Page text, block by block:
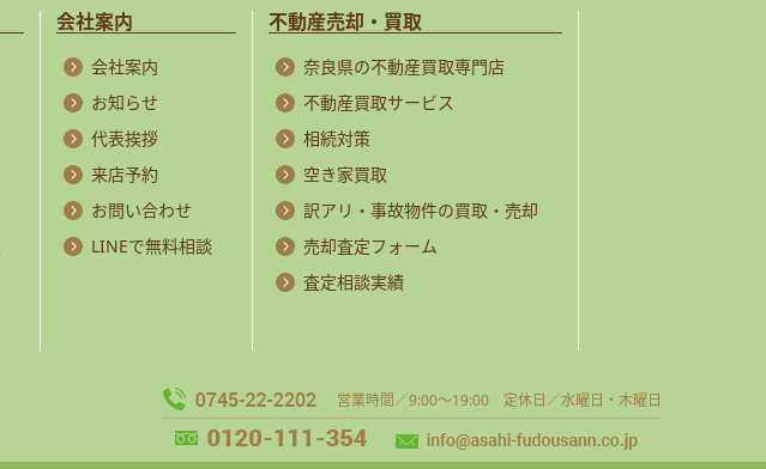
会社案内
会社案内
お知らせ
代表挨拶
来店予約
お問い合わせ
LINEで無料相談
不動産売却・買取
奈良県の不動産買取専門店
不動産買取サービス
相続対策
空き家買取
訳アリ・事故物件の買取・売却
売却査定フォーム
査定相談実績
営業時間／9:00～19:00 定休日／水曜日・木曜日